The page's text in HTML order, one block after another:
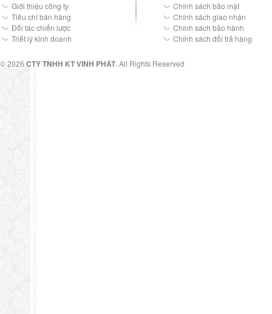
Giới thiệu công ty
Tiêu chí bán hàng
Đối tác chiến lược
Triết lý kinh doanh
Chính sách bảo mật
Chính sách giao nhận
Chính sách bảo hành
Chính sách đổi trả hàng
© 2026 CTY TNHH KT VINH PHÁT. All Rights Reserved